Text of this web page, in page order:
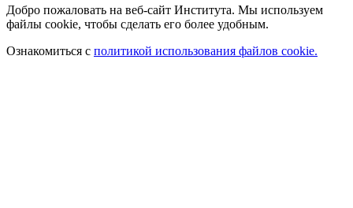
Добро пожаловать на веб-сайт Института. Мы используем
файлы cookie, чтобы сделать его более удобным.
Ознакомиться с политикой использования файлов cookie.